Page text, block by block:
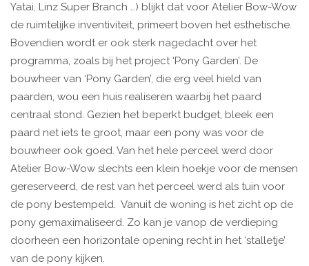
Yatai, Linz Super Branch …) blijkt dat voor Atelier Bow-Wow
de ruimtelijke inventiviteit, primeert boven het esthetische.
Bovendien wordt er ook sterk nagedacht over het
programma, zoals bij het project ‘Pony Garden’. De
bouwheer van ‘Pony Garden’, die erg veel hield van
paarden, wou een huis realiseren waarbij het paard
centraal stond. Gezien het beperkt budget, bleek een
paard net iets te groot, maar een pony was voor de
bouwheer ook goed. Van het hele perceel werd door
Atelier Bow-Wow slechts een klein hoekje voor de mensen
gereserveerd, de rest van het perceel werd als tuin voor
de pony bestempeld. Vanuit de woning is het zicht op de
pony gemaximaliseerd. Zo kan je vanop de verdieping
doorheen een horizontale opening recht in het ‘stalletje’
van de pony kijken.